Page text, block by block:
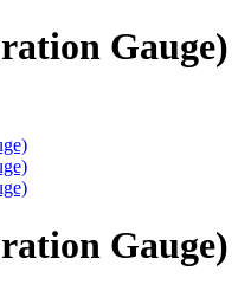
Gauge)
Gauge)